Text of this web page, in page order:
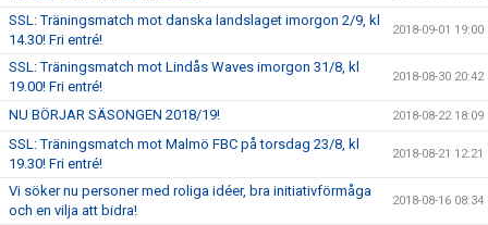
SSL: Träningsmatch mot danska landslaget imorgon 2/9, kl
14.30! Fri entré!
2018-09-01 19:00
SSL: Träningsmatch mot Lindås Waves imorgon 31/8, kl
19.00! Fri entré!
2018-08-30 20:42
NU BÖRJAR SÄSONGEN 2018/19! 2018-08-22 18:09
SSL: Träningsmatch mot Malmö FBC på torsdag 23/8, kl
19.30! Fri entré!
2018-08-21 12:21
Vi söker nu personer med roliga idéer, bra initiativförmåga
och en vilja att bidra!
2018-08-16 08:34